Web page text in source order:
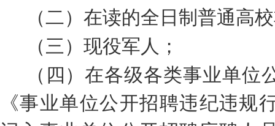
（二）在读的全日制普通高
（三）现役军人；
（四）在各级各类事业单位
《事业单位公开招聘违纪违规